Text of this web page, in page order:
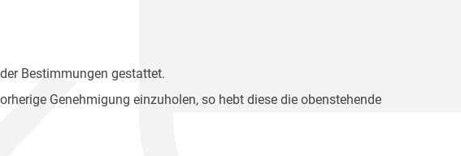
Bestimmungen gestattet.
Genehmigung einzuholen, so hebt diese die obenstehende